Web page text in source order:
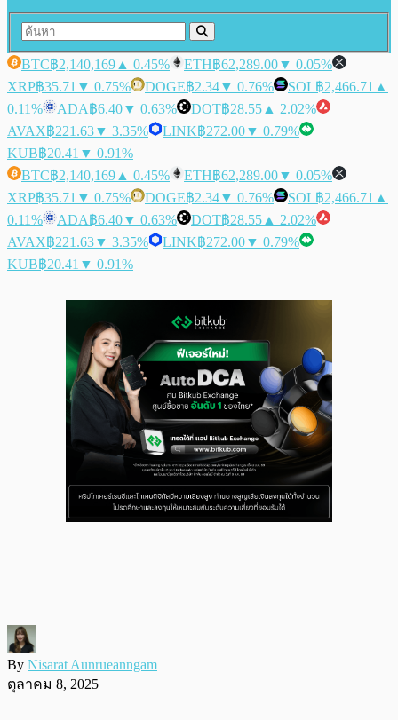
BTC฿2,140,169 ▲ 0.45% ETH฿62,289.00▼ 0.05%
XRP฿35.71 ▼ 0.75% DOGE฿2.34▼ 0.76% SOL฿2,466.71 ▲
0.11%
ADA฿6.40▼ 0.63% DOT฿28.55 ▲ 2.02%
AVAX฿221.63▼ 3.35% LINK฿272.00▼ 0.79%
KUB฿20.41 ▼ 0.91%
BTC฿2,140,169 ▲ 0.45% ETH฿62,289.00▼ 0.05%
XRP฿35.71 ▼ 0.75% DOGE฿2.34▼ 0.76% SOL฿2,466.71 ▲
0.11%
ADA฿6.40▼ 0.63% DOT฿28.55 ▲ 2.02%
AVAX฿221.63▼ 3.35% LINK฿272.00▼ 0.79%
KUB฿20.41 ▼ 0.91%
By Nisarat Aunrueanngam
ตุลาคม 8, 2025